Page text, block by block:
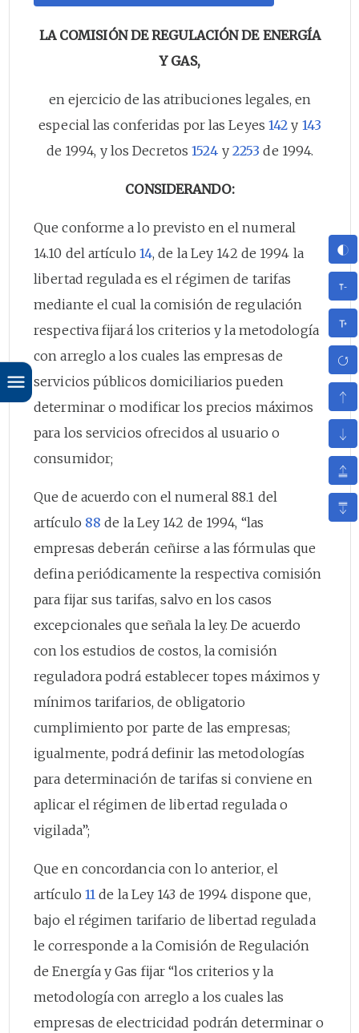
LA COMISIÓN DE REGULACIÓN DE ENERGÍA
Y GAS,
en ejercicio de las atribuciones legales, en
especial las conferidas por las Leyes 142 y 143
de 1994, y los Decretos1524 y 2253 de 1994.
CONSIDERANDO:
Que conforme a lo previsto en el numeral
14.10 del artículo 14, de la Ley 142 de 1994 la
libertad regulada es el régimen de tarifas
mediante el cual la comisión de regulación
respectiva fijará los criterios y la metodología
con arreglo a los cuales las empresas de
servicios públicos domiciliarios pueden
determinar o modificar los precios máximos
para los servicios ofrecidos al usuario o
consumidor;
Que de acuerdo con el numeral 88.1 del
artículo 88 de la Ley 142 de 1994, “las
empresas deberán ceñirse a las fórmulas que
defina periódicamente la respectiva comisión
para fijar sus tarifas, salvo en los casos
excepcionales que señala la ley. De acuerdo
con los estudios de costos, la comisión
reguladora podrá establecer topes máximos y
mínimos tarifarios, de obligatorio
cumplimiento por parte de las empresas;
igualmente, podrá definir las metodologías
para determinación de tarifas si conviene en
aplicar el régimen de libertad regulada o
vigilada”;
Que en concordancia con lo anterior, el
artículo 11 de la Ley 143 de 1994 dispone que,
bajo el régimen tarifario de libertad regulada
le corresponde a la Comisión de Regulación
de Energía y Gas fijar “los criterios y la
metodología con arreglo a los cuales las
empresas de electricidad podrán determinar o